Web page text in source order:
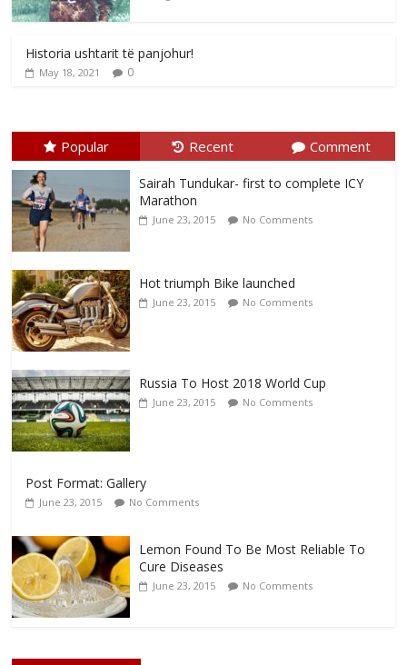
Historia ushtarit të panjohur!
May 18, 2021 0
Popular Recent Comment
Sairah Tundukar- first to complete ICY
Marathon
June 23, 2015 No Comments
Hot triumph Bike launched
June 23, 2015 No Comments
Russia To Host 2018 World Cup
June 23, 2015 No Comments
Post Format: Gallery
June 23, 2015 No Comments
Lemon Found To Be Most Reliable To
Cure Diseases
June 23, 2015 No Comments